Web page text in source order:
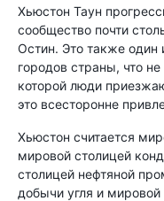
Хьюстон Таун
сообщество почти
Остин. Это также
городов страны, что
которой люди
это всесторонне
Хьюстон считается
мировой столицей
столицей нефтяной
добычи угля и